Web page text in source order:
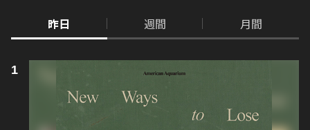
昨日 週間 月間